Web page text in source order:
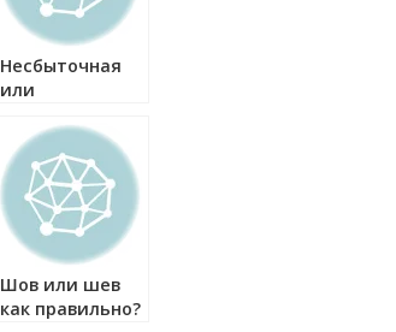
Несбыточная
или
как правильно?
Шов или шев
как правильно?